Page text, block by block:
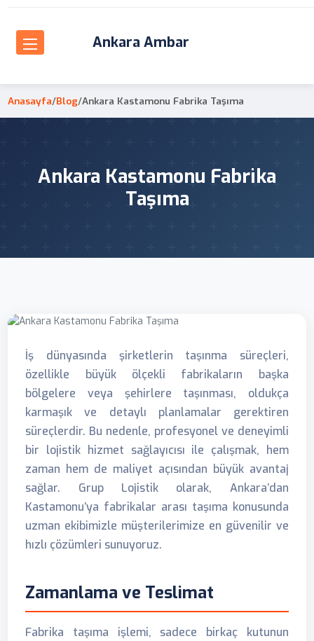
Ankara Ambar
Anasayfa/Blog/Ankara Kastamonu Fabrika Taşıma
Ankara Kastamonu Fabrika
Taşıma
İş dünyasında şirketlerin taşınma süreçleri,
özellikle büyük ölçekli fabrikaların başka
bölgelere veya şehirlere taşınması, oldukça
karmaşık ve detaylı planlamalar gerektiren
süreçlerdir. Bu nedenle, profesyonel ve deneyimli
bir lojistik hizmet sağlayıcısı ile çalışmak, hem
zaman hem de maliyet açısından büyük avantaj
sağlar. Grup Lojistik olarak, Ankara’dan
Kastamonu’ya fabrikalar arası taşıma konusunda
uzman ekibimizle müşterilerimize en güvenilir ve
hızlı çözümleri sunuyoruz.
Zamanlama ve Teslimat
Fabrika taşıma işlemi, sadece birkaç kutunun